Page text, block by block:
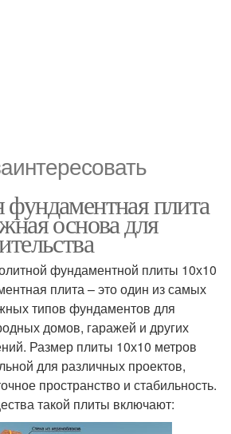
плита
основа для
фундаментной плиты 10х10
плита – это один из самых
типов фундаментов для
домов, гаражей и других
Размер плиты 10х10 метров
для различных проектов,
пространство и стабильность.
такой плиты включают: